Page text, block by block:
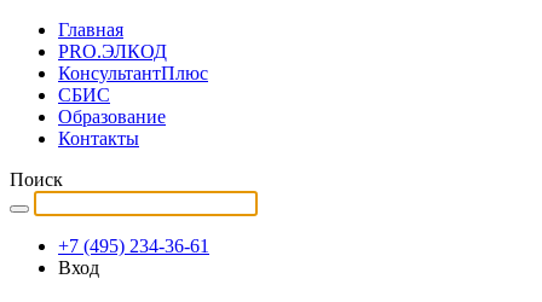
Главная
PRO.ЭЛКОД
КонсультантПлюс
СБИС
Образование
Контакты
Поиск
+7 (495) 234-36-61
Вход